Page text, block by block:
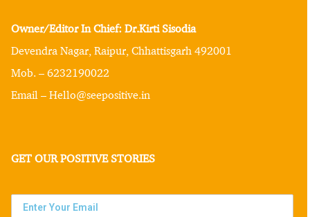
Owner/Editor In Chief: Dr.Kirti Sisodia
Devendra Nagar, Raipur, Chhattisgarh 492001
Mob. – 6232190022
Email – Hello@seepositive.in
GET OUR POSITIVE STORIES